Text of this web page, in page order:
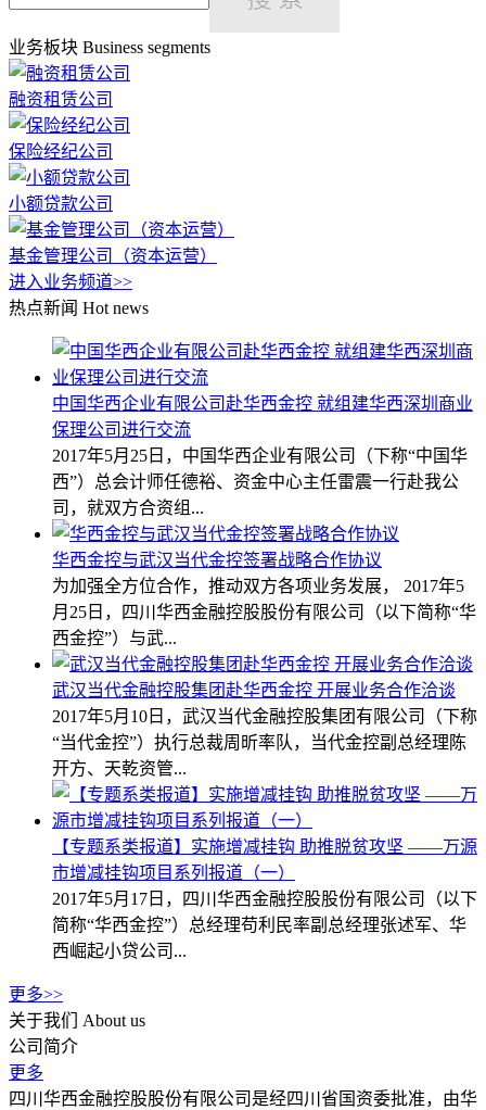
业务板块 Business segments
融资租赁公司
保险经纪公司
小额贷款公司
基金管理公司（资本运营）
进入业务频道>>
热点新闻 Hot news
中国华西企业有限公司赴华西金控 就组建华西深圳商业
保理公司进行交流
2017年5月25日，中国华西企业有限公司（下称“中国华
西”）总会计师任德裕、资金中心主任雷震一行赴我公
司，就双方合资组...
华西金控与武汉当代金控签署战略合作协议
为加强全方位合作，推动双方各项业务发展， 2017年5
月25日，四川华西金融控股股份有限公司（以下简称“华
西金控”）与武...
武汉当代金融控股集团赴华西金控 开展业务合作洽谈
2017年5月10日，武汉当代金融控股集团有限公司（下称
“当代金控”）执行总裁周昕率队，当代金控副总经理陈
开方、天乾资管...
【专题系类报道】实施增减挂钩 助推脱贫攻坚 ——万源
市增减挂钩项目系列报道（一）
2017年5月17日，四川华西金融控股股份有限公司（以下
简称“华西金控”）总经理苟利民率副总经理张述军、华
西崛起小贷公司...
更多>>
关于我们
About us
公司简介
更多
四川华西金融控股股份有限公司是经四川省国资委批准，由华